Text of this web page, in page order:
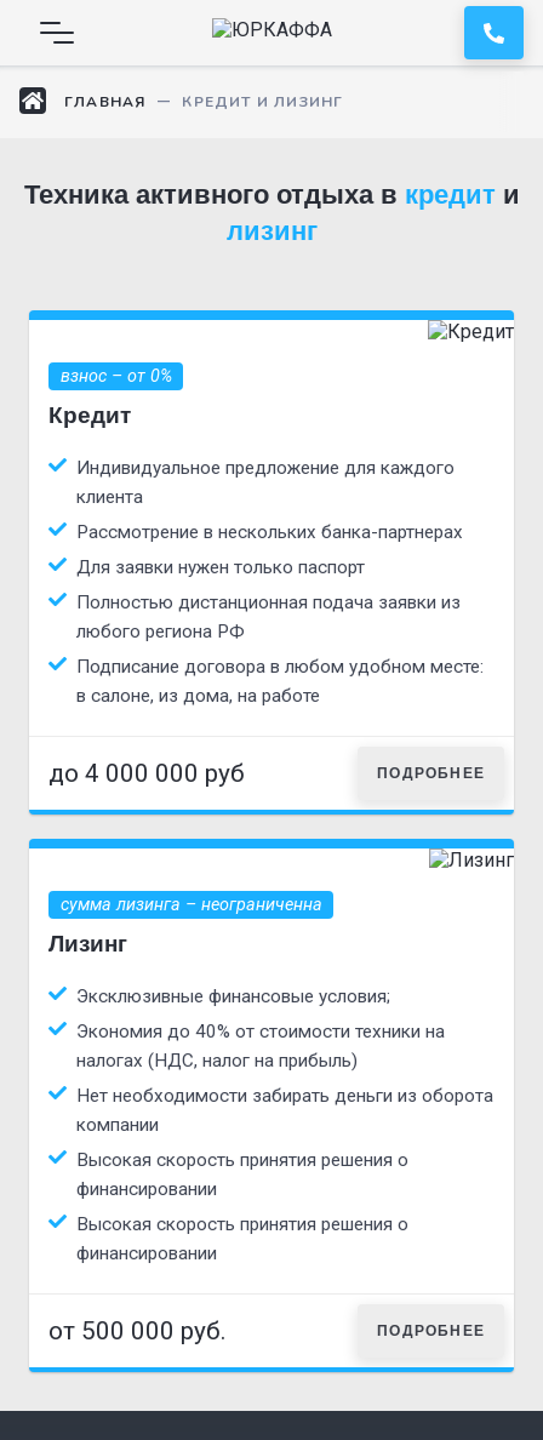
ГЛАВНАЯ КРЕДИТ И ЛИЗИНГ
Техника активного отдыха в кредити
лизинг
взнос – от 0%
Кредит
Индивидуальное предложение для каждого
клиента
Рассмотрение в нескольких банка-партнерах
Для заявки нужен только паспорт
Полностью дистанционная подача заявки из
любого региона РФ
Подписание договора в любом удобном месте:
в салоне, из дома, на работе
до 4 000 000 руб ПОДРОБНЕЕ
сумма лизинга – неограниченна
Лизинг
Эксклюзивные финансовые условия;
Экономия до 40% от стоимости техники на
налогах (НДС, налог на прибыль)
Нет необходимости забирать деньги из оборота
компании
Высокая скорость принятия решения о
финансировании
Высокая скорость принятия решения о
финансировании
от 500 000 руб. ПОДРОБНЕЕ